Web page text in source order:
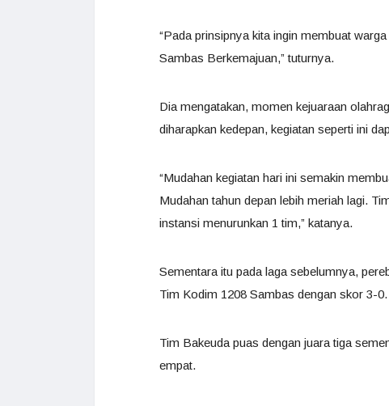
“Pada prinsipnya kita ingin membuat
Sambas Berkemajuan,” tuturnya.
Dia mengatakan, momen kejuaraan
diharapkan kedepan, kegiatan seperti ini
“Mudahan kegiatan hari ini semakin
Mudahan tahun depan lebih meriah lagi.
instansi menurunkan 1 tim,” katanya.
Sementara itu pada laga sebelumnya,
Tim Kodim 1208 Sambas dengan skor 3-0.
Tim Bakeuda puas dengan juara tiga
empat.